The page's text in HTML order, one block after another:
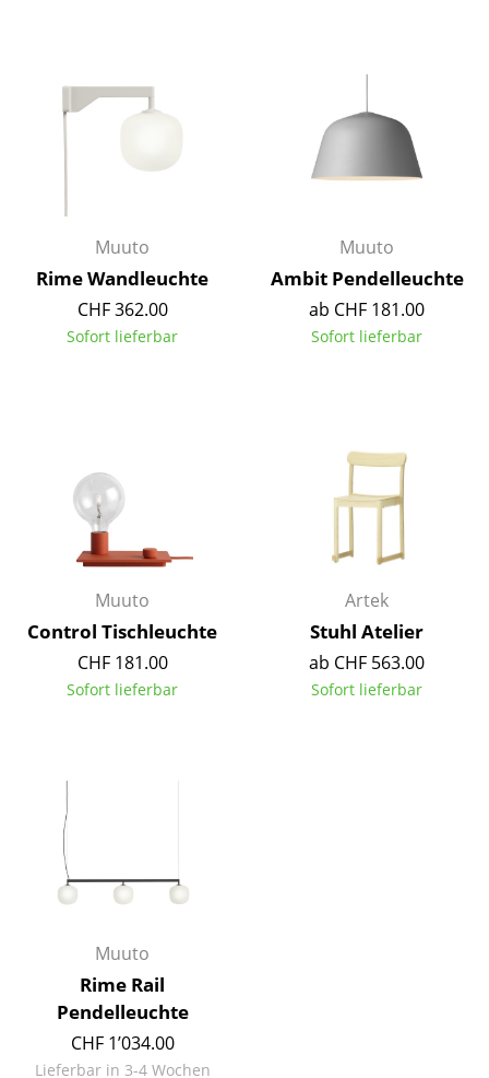
Beistelltische
Couchtische
Sekretäre & PC-Tische
Stehtische & Stehpulte
Servierwagen
Einzelteile
... alle Tische
Aufbewahren
Regale & Schränke
Bücherregale
Sideboards & Kommoden
TV Möbel
Beistell- & Rollcontainer
Garderoben
Kleinaufbewahrung
Einzelteile
Muuto
Rime Wandleuchte
CHF 362.00
Sofort lieferbar
Muuto
Ambit Pendelleuchte
ab CHF 181.00
Sofort lieferbar
Muuto
Control Tischleuchte
CHF 181.00
Sofort lieferbar
Artek
Stuhl Atelier
ab CHF 563.00
Sofort lieferbar
Muuto
Rime Rail
Pendelleuchte
CHF 1’034.00
Lieferbar in 3-4 Wochen